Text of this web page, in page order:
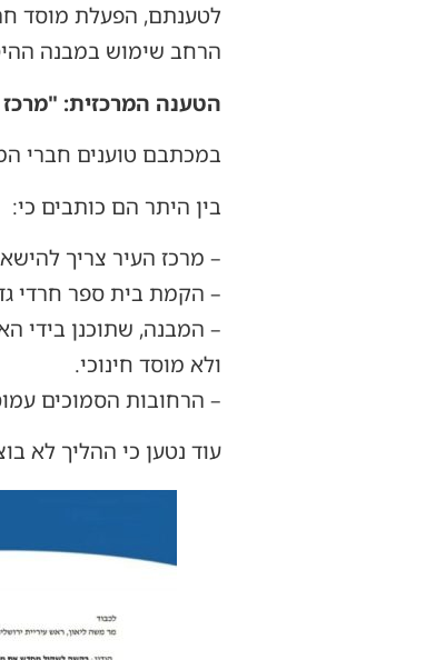
לטענתם, הפעלת מוסד
הרחב שימוש במבנה
הטענה המרכזית: "מרכז
במכתבם טוענים חברי
בין היתר הם כותבים כי:
– מרכז העיר צריך
– הקמת בית ספר חרדי
– המבנה, שתוכנן בידי
ולא מוסד חינוכי.
– הרחובות הסמוכים
עוד נטען כי ההליך לא